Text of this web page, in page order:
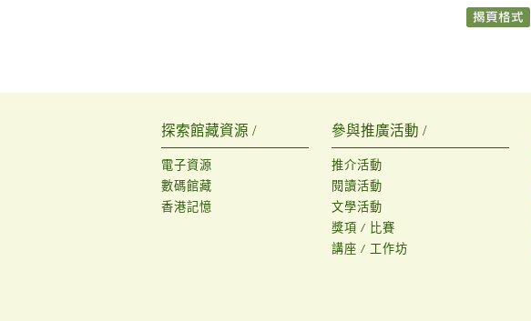
探索館藏資源 /
電子資源
數碼館藏
香港記憶
參與推廣活動 /
推介活動
閱讀活動
文學活動
獎項 / 比賽
講座 / 工作坊